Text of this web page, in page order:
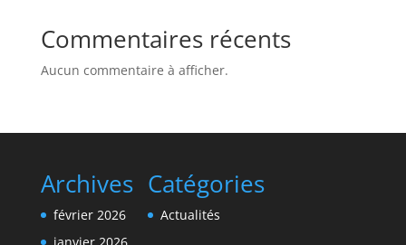
Commentaires récents
Aucun commentaire à afficher.
Archives
février 2026
Catégories
Actualités